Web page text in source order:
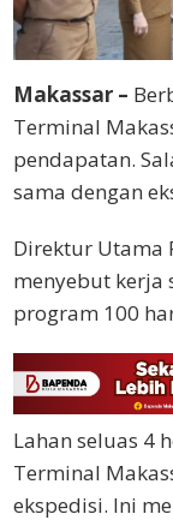
Makassar –
Terminal
pendapatan.
sama dengan
Direktur Utama
menyebut kerja
program 100
Lahan seluas 4
Terminal
ekspedisi. Ini